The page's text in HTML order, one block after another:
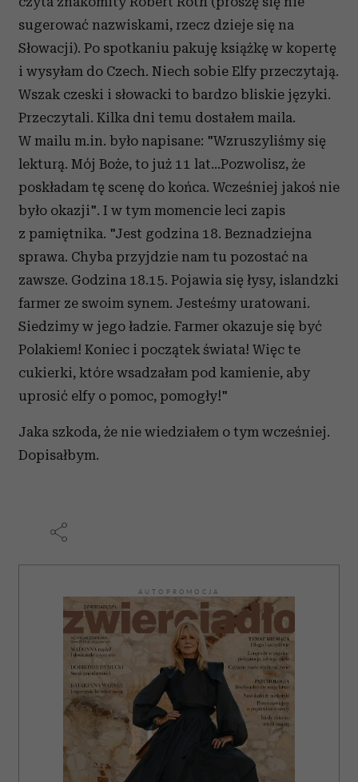
i reklam, aby oferować funkcje społecznościowe i
analizować ruch w naszej witrynie. Informacje o tym, jak
korzystasz z naszej witryny, udostępniamy partnerom
społecznościowym, reklamowym i analitycznym.
Partnerzy mogą połączyć te informacje z innymi danymi
otrzymanymi od Ciebie lub uzyskanymi podczas
korzystania z ich usług.
sugerować nazwiskami, rzecz dzieje się na
Słowacji). Po spotkaniu pakuję książkę w kopertę
i wysyłam do Czech. Niech sobie Elfy przeczytają.
Wszak czeski i słowacki to bardzo bliskie języki.
Przeczytali. Kilka dni temu dostałem maila.
W mailu m.in. było napisane: "Wzruszyliśmy się
lekturą. Mój Boże, to już 11 lat...Pozwolisz, że
poskładam tę scenę do końca. Wcześniej jakoś nie
było okazji". I w tym momencie leci zapis
z pamiętnika. "Jest godzina 18. Beznadziejna
sprawa. Chyba przyjdzie nam tu pozostać na
zawsze. Godzina 18.15. Pojawia się łysy, islandzki
farmer ze swoim synem. Jesteśmy uratowani.
Siedzimy w jego ładzie. Farmer okazuje się być
Polakiem! Koniec i początek świata! Więc te
cukierki, które wsadzałam pod kamienie, aby
uprosić elfy o pomoc, pomogły!"
Jaka szkoda, że nie wiedziałem o tym wcześniej.
Dopisałbym.
AUTOPROMOCJA